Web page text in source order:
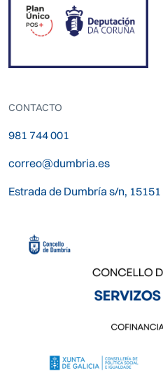
CONTACTO
981 744 001
correo@dumbria.es
Estrada de Dumbría s/n,